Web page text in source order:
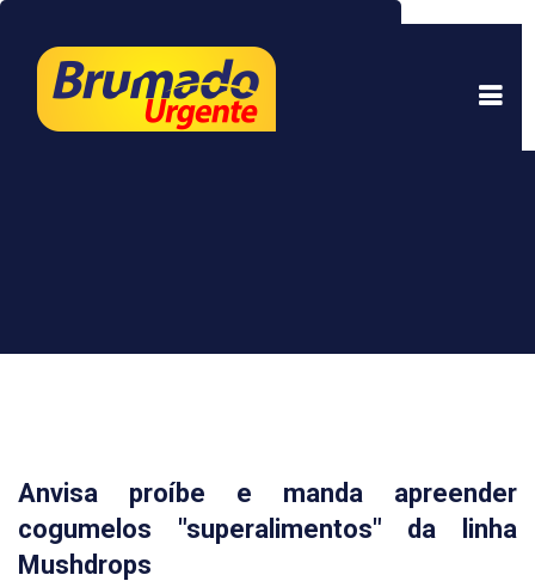
experiência. Ao continuar a navegar, você está
de acordo com isso.Saber mais.
Anvisa proíbe e manda apreender
cogumelos "superalimentos" da linha
Mushdrops